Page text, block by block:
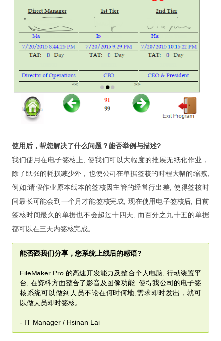
使用后，帮您解决了什么问题？能否举例与描述?
我们使用在电子签核上, 使我们可以大幅度的推展无纸化作业，
除了纸张的耗损减少外，也使公司在单据签核的时程大幅的缩减,
例如:请假作业原本纸本的签核因主管的经常行出差, 使得签核时
间最长可能会到一个月才能签核完成, 现在使用电子签核后, 目前
签核时间最久的单据也不会超过十四天, 而百分之九十五的单据
都可以在三天内签核完成。
能否跟我们分享，您系统上线后的感语?
FileMaker Pro 的高速开发能力及整合个人电脑, 行动装置平
台, 在资料方面整合了影音及图像功能. 使得我公司的电子签
核系统可以做到人员不论在何时何地,需求即时发出，就可
以做人员即时签核。
- IT Manager / Hsinan Lai